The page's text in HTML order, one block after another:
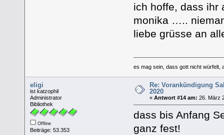
ich hoffe, dass ihr
monika …..
liebe grüsse an
es mag sein, dass gott nicht würfelt,
eligi
ist katzophil
Administrator
Bibliothek
Offline
Beiträge: 53.353
Re: Vorankündigung
2020
«Antwort #14 am: 26. März
dass bis Anfang
ganz fest!